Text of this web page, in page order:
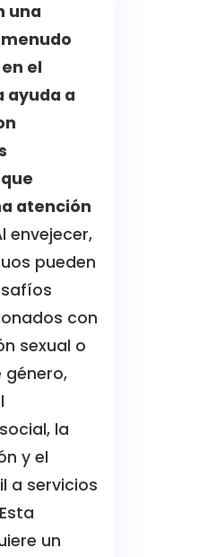
una
el
ayuda a
atención
envejecer,
pueden
con
sexual o
género,
la
y el
a servicios
un